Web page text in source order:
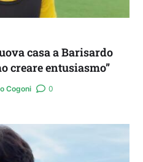
casa a Barisardo
creare entusiasmo”
Cogoni 0